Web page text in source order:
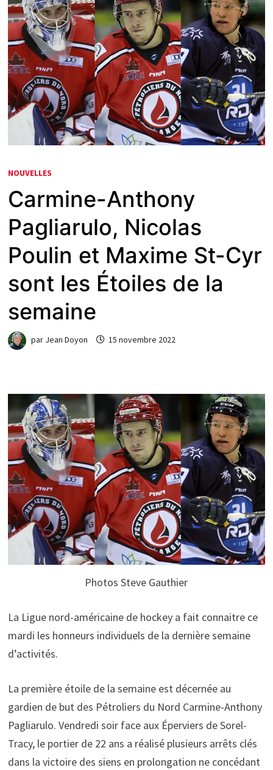
NOUVELLES
Carmine-Anthony
Pagliarulo, Nicolas
Poulin et Maxime St-Cyr
sont les Étoiles de la
semaine
par Jean Doyon 15 novembre 2022
Photos Steve Gauthier
La Ligue nord-américaine de hockey a fait connaitre ce
mardi les honneurs individuels de la dernière semaine
d’activités.
La première étoile de la semaine est décernée au
gardien de but des Pétroliers du Nord Carmine-Anthony
Pagliarulo. Vendredi soir face aux Éperviers de Sorel-
Tracy, le portier de 22 ans a réalisé plusieurs arrêts clés
dans la victoire des siens en prolongation ne concédant